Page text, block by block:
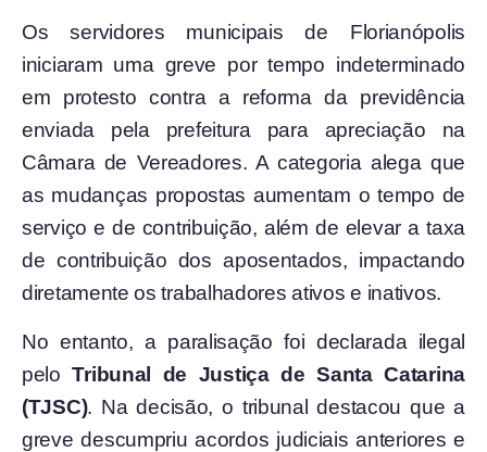
Os servidores municipais de Florianópolis
iniciaram uma greve por tempo indeterminado
em protesto contra a reforma da previdência
enviada pela prefeitura para apreciação na
Câmara de Vereadores. A categoria alega que
as mudanças propostas aumentam o tempo de
serviço e de contribuição, além de elevar a taxa
de contribuição dos aposentados, impactando
diretamente os trabalhadores ativos e inativos.
No entanto, a paralisação foi declarada ilegal
peloTribunal de Justiça de Santa Catarina
(TJSC). Na decisão, o tribunal destacou que a
greve descumpriu acordos judiciais anteriores e